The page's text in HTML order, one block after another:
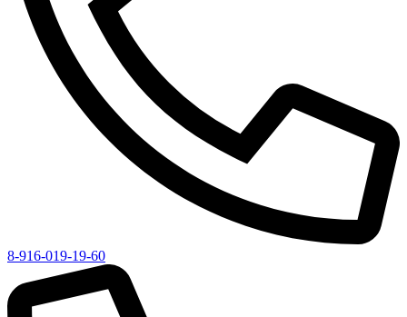
8-916-019-19-60